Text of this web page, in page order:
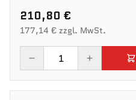
210,80 €
177,14 € zzgl. MwSt.